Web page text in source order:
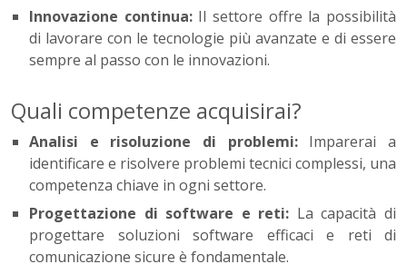
Innovazione continua:Il settore offre la possibilità
di lavorare con le tecnologie più avanzate e di essere
sempre al passo con le innovazioni.
Quali competenze acquisirai?
Analisi e risoluzione di problemi:Imparerai a
identificare e risolvere problemi tecnici complessi, una
competenza chiave in ogni settore.
Progettazione di software e reti: La capacità di
progettare soluzioni software efficaci e reti di
comunicazione sicure è fondamentale.